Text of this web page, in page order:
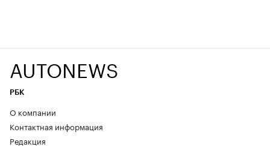
AUTONEWS
РБК
О компании
Контактная информация
Редакция